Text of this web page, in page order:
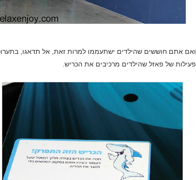
ואם אתם חוששים שהילדים ישתעממו למרות זאת, אל תדאגו,
פעילות של פאזל שהילדים מרכיבים את הכריש.